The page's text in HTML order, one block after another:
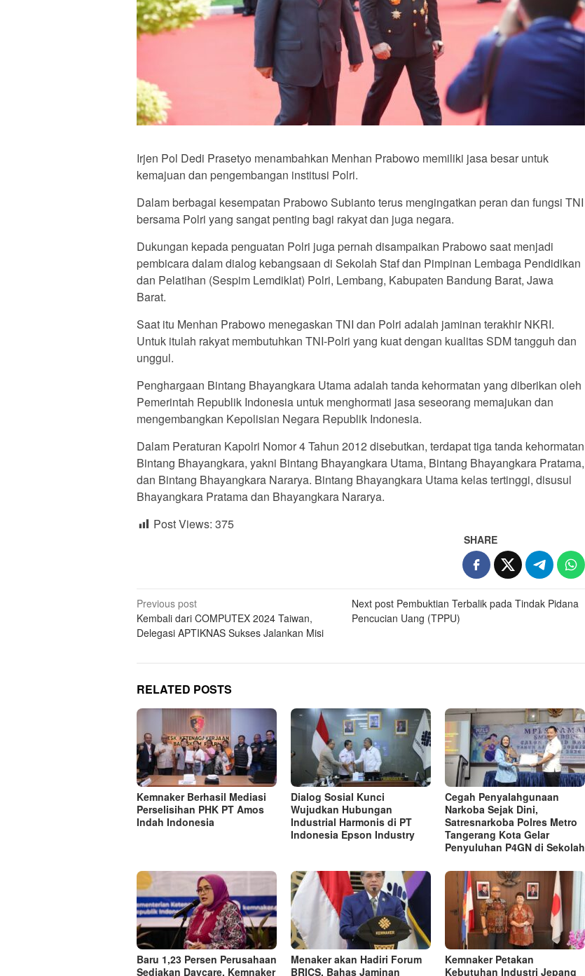
Irjen Pol Dedi Prasetyo menambahkan Menhan Prabowo memiliki jasa besar untuk
kemajuan dan pengembangan institusi Polri.
Dalam berbagai kesempatan Prabowo Subianto terus mengingatkan peran dan fungsi TNI
bersama Polri yang sangat penting bagi rakyat dan juga negara.
Dukungan kepada penguatan Polri juga pernah disampaikan Prabowo saat menjadi
pembicara dalam dialog kebangsaan di Sekolah Staf dan Pimpinan Lembaga Pendidikan
dan Pelatihan (Sespim Lemdiklat) Polri, Lembang, Kabupaten Bandung Barat, Jawa
Barat.
Saat itu Menhan Prabowo menegaskan TNI dan Polri adalah jaminan terakhir NKRI.
Untuk itulah rakyat membutuhkan TNI-Polri yang kuat dengan kualitas SDM tangguh dan
unggul.
Penghargaan Bintang Bhayangkara Utama adalah tanda kehormatan yang diberikan oleh
Pemerintah Republik Indonesia untuk menghormati jasa seseorang memajukan dan
mengembangkan Kepolisian Negara Republik Indonesia.
Dalam Peraturan Kapolri Nomor 4 Tahun 2012 disebutkan, terdapat tiga tanda kehormatan
Bintang Bhayangkara, yakni Bintang Bhayangkara Utama, Bintang Bhayangkara Pratama,
dan Bintang Bhayangkara Nararya. Bintang Bhayangkara Utama kelas tertinggi, disusul
Bhayangkara Pratama dan Bhayangkara Nararya.
Post Views: 375
SHARE
Post
navigation
Previous post
Kembali dari COMPUTEX 2024 Taiwan,
Delegasi APTIKNAS Sukses Jalankan Misi
Next post Pembuktian Terbalik pada Tindak Pidana
Pencucian Uang (TPPU)
RELATED POSTS
Kemnaker Berhasil Mediasi
Perselisihan PHK PT Amos
Indah Indonesia
Dialog Sosial Kunci
Wujudkan Hubungan
Industrial Harmonis di PT
Indonesia Epson Industry
Cegah Penyalahgunaan
Narkoba Sejak Dini,
Satresnarkoba Polres Metro
Tangerang Kota Gelar
Penyuluhan P4GN di Sekolah
Baru 1,23 Persen Perusahaan
Sediakan Daycare, Kemnaker
Menaker akan Hadiri Forum
BRICS, Bahas Jaminan
Kemnaker Petakan
Kebutuhan Industri Jepang